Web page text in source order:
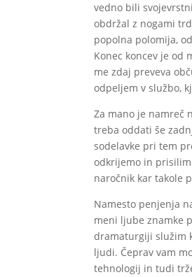
vedno bili
obdržal z nogami
popolna polomija,
Konec koncev je od
me zdaj preveva
odpeljem v službo,
Za mano je namreč
treba oddati še
sodelavke pri tem
odkrijemo in
naročnik kar takole
Namesto penjenja
meni ljube znamke
dramaturgiji služim
ljudi. Čeprav vam
tehnologij in tudi